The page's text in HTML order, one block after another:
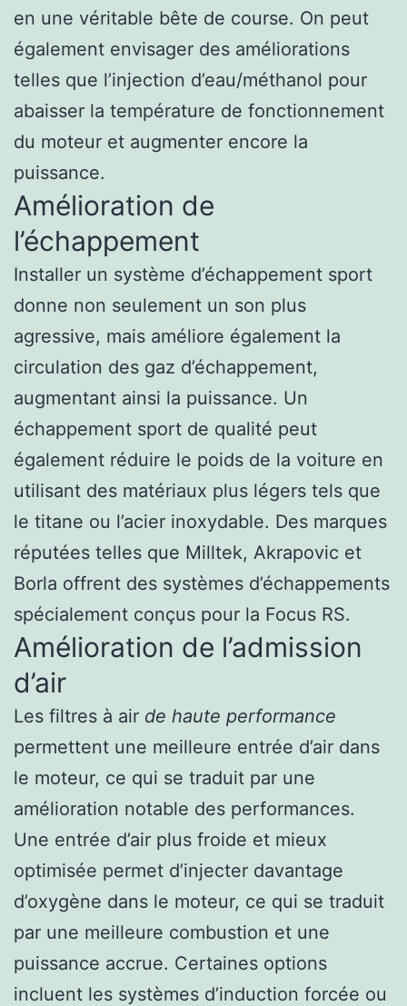
en une véritable bête de course. On peut
également envisager des améliorations
telles que l’injection d’eau/méthanol pour
abaisser la température de fonctionnement
du moteur et augmenter encore la
puissance.
Amélioration de
l’échappement
Installer un système d’échappement sport
donne non seulement un son plus
agressive, mais améliore également la
circulation des gaz d’échappement,
augmentant ainsi la puissance. Un
échappement sport de qualité peut
également réduire le poids de la voiture en
utilisant des matériaux plus légers tels que
le titane ou l’acier inoxydable. Des marques
réputées telles que Milltek, Akrapovic et
Borla offrent des systèmes d’échappements
spécialement conçus pour la Focus RS.
Amélioration de l’admission
d’air
Les filtres à air de haute performance
permettent une meilleure entrée d’air dans
le moteur, ce qui se traduit par une
amélioration notable des performances.
Une entrée d’air plus froide et mieux
optimisée permet d’injecter davantage
d’oxygène dans le moteur, ce qui se traduit
par une meilleure combustion et une
puissance accrue. Certaines options
incluent les systèmes d’induction forcée ou